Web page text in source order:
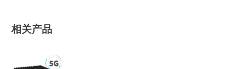
相关产品